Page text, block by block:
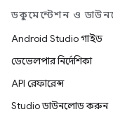
ডকুমেন্টেশন ও
Android Studio গাইড
ডেভেলপার নির্দেশিকা
API রেফারেন্স
Studio ডাউনলোড করুন